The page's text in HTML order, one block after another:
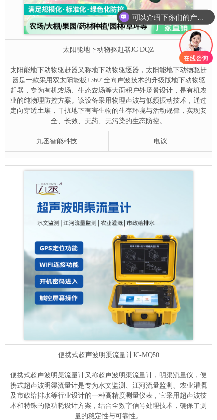
太阳能地下动物驱赶器JC-DQZ
太阳能地下动物驱赶器又称地下动物驱逐器，太阳能地下动物驱赶
器是一款采用双太阳能板+360°全向声波技术的升级版地下动物驱
赶器，专为有机农场、生态农场等大面积户外场景设计，是有机农
业的纯物理防控方案。该设备采用物理声波与低频振动技术，通过
定向穿透土壤，干扰地下有害生物的生存环境与活动规律，实现安
全、长效、无药、无污染的生态防控。
九丞智能科技 电议
便携式超声波明渠流量计JC-MQ50
便携式超声波明渠流量计又称超声波明渠流量计，明渠流量仪，便
携式超声波明渠流量计是专为水文监测、江河流量监测、农业灌溉
及市政给排水等行业设计的一种高精度测量仪表，它采用超声波技
术和特殊的微功耗设计方案，结合全数字信号处理技术，确保了测
量的稳定性与可靠性。
可以介绍下你们的产品么
你们是怎么收费的呢